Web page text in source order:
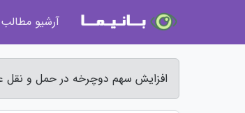
افزایش سهم دوچرخه در حمل و نقل
آرشیو مطالب